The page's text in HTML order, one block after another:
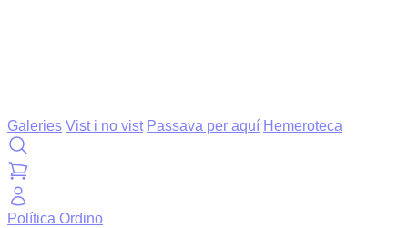
Galeries Vist i no vist Passava per aquí Hemeroteca
Política Ordino